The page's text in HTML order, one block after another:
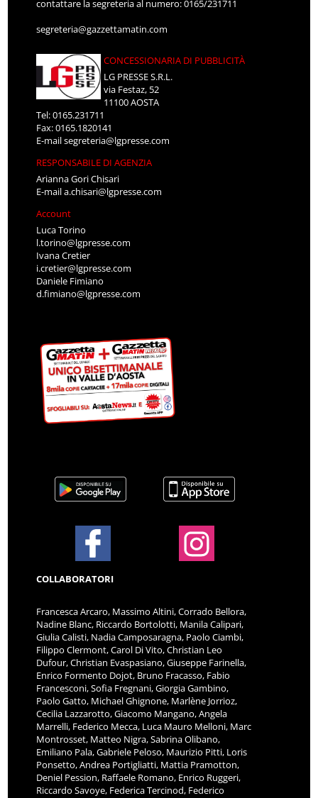
contattare la segreteria al numero: 0165/231711
segreteria@gazzettamatin.com
CONCESSIONARIA DI PUBBLICITÀ
LG PRESSE S.R.L.
via Festaz, 52
11100 AOSTA
Tel: 0165.231711
Fax: 0165.1820141
E-mailsegreteria@lgpresse.com
RESPONSABILE DI AGENZIA
Arianna Gori Chisari
E-maila.chisari@lgpresse.com
Account
Luca Torino
l.torino@lgpresse.com
Ivana Cretier
i.cretier@lgpresse.com
Daniele Fimiano
d.fimiano@lgpresse.com
COLLABORATORI
Francesca Arcaro, Massimo Altini, Corrado Bellora,
Nadine Blanc, Riccardo Bortolotti, Manila Calipari,
Giulia Calisti, Nadia Camposaragna, Paolo Ciambi,
Filippo Clermont, Carol Di Vito, Christian Leo
Dufour, Christian Evaspasiano, Giuseppe Farinella,
Enrico Formento Dojot, Bruno Fracasso, Fabio
Francesconi, Sofia Fregnani, Giorgia Gambino,
Paolo Gatto, Michael Ghignone, Marlène Jorrioz,
Cecilia Lazzarotto, Giacomo Mangano, Angela
Marrelli, Federico Mecca, Luca Mauro Melloni, Marc
Montrosset, Matteo Nigra, Sabrina Olibano,
Emiliano Pala, Gabriele Peloso, Maurizio Pitti, Loris
Ponsetto, Andrea Portigliatti, Mattia Pramotton,
Deniel Pession, Raffaele Romano, Enrico Ruggeri,
Riccardo Savoye, Federica Tercinod, Federico